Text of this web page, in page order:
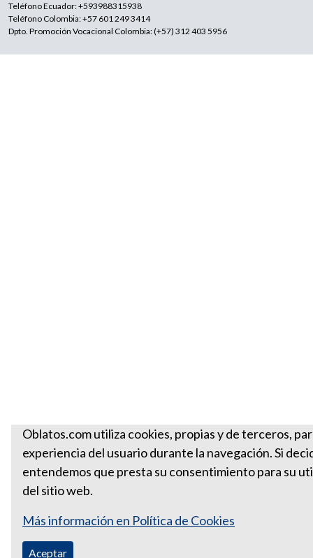
Oblatos.com utiliza cookies, propias y de terceros,
experiencia del usuario durante la navegación. Si
entendemos que presta su consentimiento para su
del sitio web.
Más información en Política de Cookies
Aceptar
Teléfono Ecuador: +593988315938
Teléfono Colombia: +57 601 249 3414
Dpto. Promoción Vocacional Colombia: (+57) 312 403 5956